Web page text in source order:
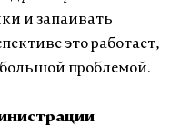
и запаивать
это работает,
большой проблемой.